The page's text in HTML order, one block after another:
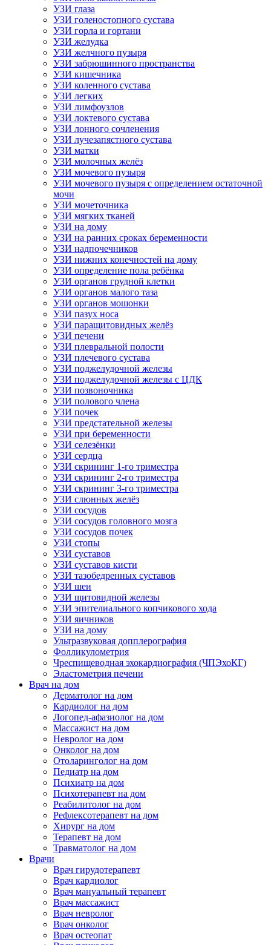
УЗИ глаза
УЗИ голеностопного сустава
УЗИ горла и гортани
УЗИ желудка
УЗИ желчного пузыря
УЗИ забрюшинного пространства
УЗИ кишечника
УЗИ коленного сустава
УЗИ легких
УЗИ лимфоузлов
УЗИ локтевого сустава
УЗИ лонного сочленения
УЗИ лучезапястного сустава
УЗИ матки
УЗИ молочных желёз
УЗИ мочевого пузыря
УЗИ мочевого пузыря с определением остаточной
мочи
УЗИ мочеточника
УЗИ мягких тканей
УЗИ на дому
УЗИ на ранних сроках беременности
УЗИ надпочечников
УЗИ нижних конечностей на дому
УЗИ определение пола ребёнка
УЗИ органов грудной клетки
УЗИ органов малого таза
УЗИ органов мошонки
УЗИ пазух носа
УЗИ паращитовидных желёз
УЗИ печени
УЗИ плевральной полости
УЗИ плечевого сустава
УЗИ поджелудочной железы
УЗИ поджелудочной железы с ЦДК
УЗИ позвоночника
УЗИ полового члена
УЗИ почек
УЗИ предстательной железы
УЗИ при беременности
УЗИ селезёнки
УЗИ сердца
УЗИ скрининг 1-го триместра
УЗИ скрининг 2-го триместра
УЗИ скрининг 3-го триместра
УЗИ слюнных желёз
УЗИ сосудов
УЗИ сосудов головного мозга
УЗИ сосудов почек
УЗИ стопы
УЗИ суставов
УЗИ суставов кисти
УЗИ тазобедренных суставов
УЗИ шеи
УЗИ щитовидной железы
УЗИ эпителиального копчикового хода
УЗИ яичников
УЗИ на дому
Ультразвуковая допплерография
Фолликулометрия
Чреспищеводная эхокардиография (ЧПЭхоКГ)
Эластометрия печени
Врач на дом
Дерматолог на дом
Кардиолог на дом
Логопед-афазиолог на дом
Массажист на дом
Невролог на дом
Онколог на дом
Отоларинголог на дом
Педиатр на дом
Психиатр на дом
Психотерапевт на дом
Реабилитолог на дом
Рефлексотерапевт на дом
Хирург на дом
Терапевт на дом
Травматолог на дом
Врачи
Врач гирудотерапевт
Врач кардиолог
Врач мануальный терапевт
Врач массажист
Врач невролог
Врач онколог
Врач остеопат